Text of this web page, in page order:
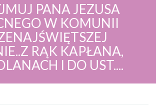
PANA JEZUSA
W KOMUNII
RĄK KAPŁANA,
I DO UST....